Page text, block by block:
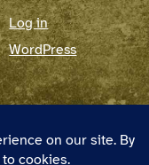
Log in
WordPress